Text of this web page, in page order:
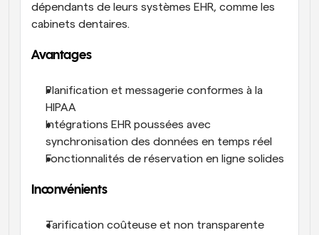
dépendants de leurs systèmes EHR, comme les
cabinets dentaires.
Avantages
Planification et messagerie conformes à la
HIPAA
Intégrations EHR poussées avec
synchronisation des données en temps réel
Fonctionnalités de réservation en ligne solides
Inconvénients
Tarification coûteuse et non transparente